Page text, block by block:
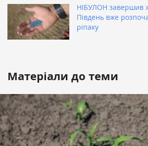
НІБУЛОН завершив
Південь вже
ріпаку
Матеріали до теми